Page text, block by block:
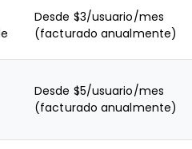
Desde $3/usuario/mes
(facturado anualmente)
Desde $5/usuario/mes
(facturado anualmente)